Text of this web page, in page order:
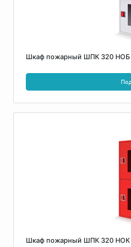
Шкаф пожарный ШПК 320 НОБ
Шкаф пожарный ШПК 320 НОК